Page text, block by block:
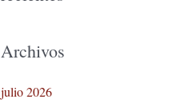
Archivos
julio 2026